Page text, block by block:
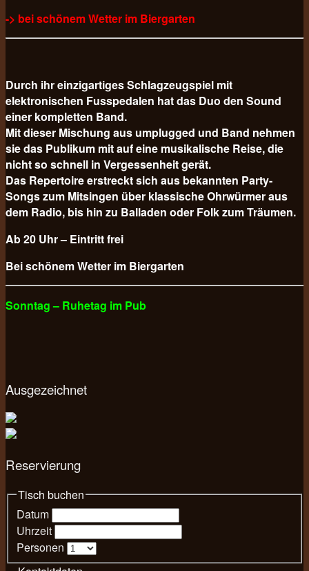
-> bei schönem Wetter im Biergarten
Durch ihr einzigartiges Schlagzeugspiel mit
elektronischen Fusspedalen hat das Duo den Sound
einer kompletten Band.
Mit dieser Mischung aus umplugged und Band nehmen
sie das Publikum mit auf eine musikalische Reise, die
nicht so schnell in Vergessenheit gerät.
Das Repertoire erstreckt sich aus bekannten Party-
Songs zum Mitsingen über klassische Ohrwürmer aus
dem Radio, bis hin zu Balladen oder Folk zum Träumen.
Ab 20 Uhr – Eintritt frei
Bei schönem Wetter im Biergarten
Sonntag – Ruhetag im Pub
Ausgezeichnet
Reservierung
Tisch buchen
Datum
Uhrzeit
Personen